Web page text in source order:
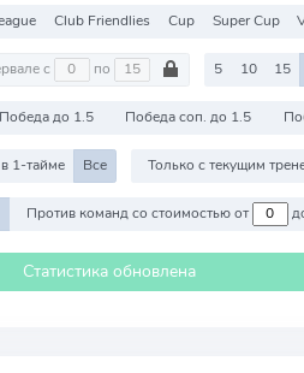
Club Friendlies Cup Super Cup
На интервале с по 5 10 15
Победа до 1.5 Победа соп. до 1.5
1-тайме Все Только с текущим
Против команд со стоимостью от
Статистика обновлена